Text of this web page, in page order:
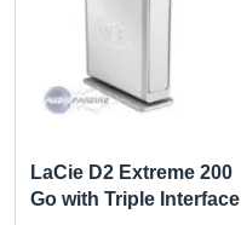
LaCie D2 Extreme 200
Go with Triple Interface